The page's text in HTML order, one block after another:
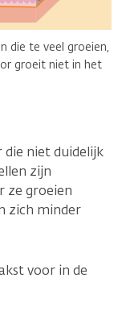
die te veel groeien,
groeit niet in het
niet duidelijk
zijn
ze groeien
zich minder
voor in de